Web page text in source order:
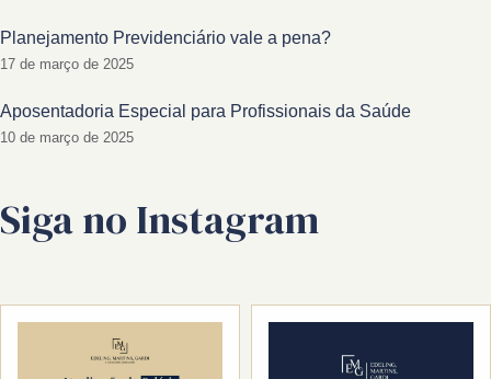
Planejamento Previdenciário vale a pena?
17 de março de 2025
Aposentadoria Especial para Profissionais da Saúde
10 de março de 2025
Siga no Instagram